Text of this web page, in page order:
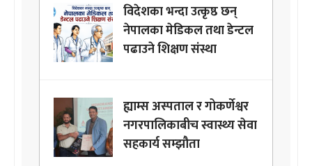
विदेशका भन्दा उत्कृष्ठ छन्
नेपालका मेडिकल तथा डेन्टल
पढाउने शिक्षण संस्था
ह्याम्स अस्पताल र गोकर्णेश्वर
नगरपालिकाबीच स्वास्थ्य सेवा
सहकार्य सम्झौता